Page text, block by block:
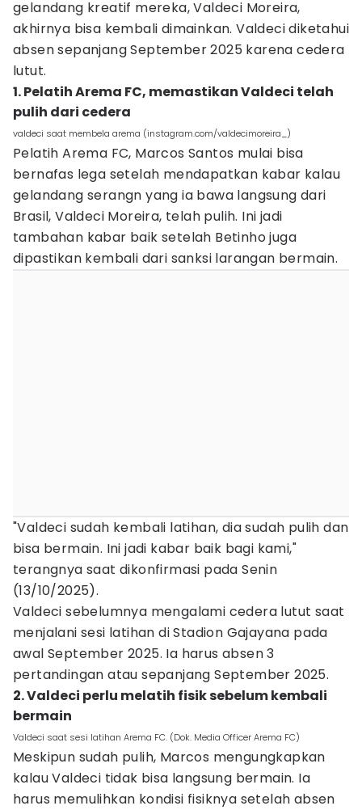
gelandang kreatif mereka, Valdeci Moreira,
akhirnya bisa kembali dimainkan. Valdeci diketahui
absen sepanjang September 2025 karena cedera
lutut.
1. Pelatih Arema FC, memastikan Valdeci telah
pulih dari cedera
valdeci saat membela arema (instagram.com/valdecimoreira_)
Pelatih Arema FC, Marcos Santos mulai bisa
bernafas lega setelah mendapatkan kabar kalau
gelandang serangn yang ia bawa langsung dari
Brasil, Valdeci Moreira, telah pulih. Ini jadi
tambahan kabar baik setelah Betinho juga
dipastikan kembali dari sanksi larangan bermain.
"Valdeci sudah kembali latihan, dia sudah pulih dan
bisa bermain. Ini jadi kabar baik bagi kami,"
terangnya saat dikonfirmasi pada Senin
(13/10/2025).
Valdeci sebelumnya mengalami cedera lutut saat
menjalani sesi latihan di Stadion Gajayana pada
awal September 2025. Ia harus absen 3
pertandingan atau sepanjang September 2025.
2. Valdeci perlu melatih fisik sebelum kembali
bermain
Valdeci saat sesi latihan Arema FC. (Dok. Media Officer Arema FC)
Meskipun sudah pulih, Marcos mengungkapkan
kalau Valdeci tidak bisa langsung bermain. Ia
harus memulihkan kondisi fisiknya setelah absen